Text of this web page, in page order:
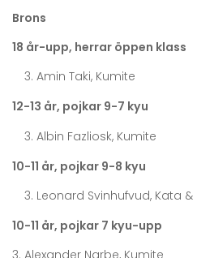
Brons
18 år-upp, herrar öppen klass
Amin Taki, Kumite
12-13 år, pojkar 9-7 kyu
Albin Fazliosk, Kumite
10-11 år, pojkar 9-8 kyu
Leonard Svinhufvud, Kata &
10-11 år, pojkar 7 kyu-upp
3. Alexander Narbe, Kumite